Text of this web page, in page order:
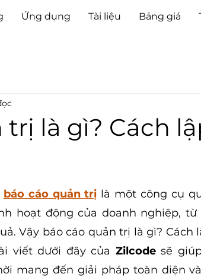
Ứng dụng Tài liệu Bảng giá
là gì? Cách
báo cáo quản trị là một công cụ
hoạt động của doanh nghiệp, từ
Vậy báo cáo quản trị là gì? Cách
viết dưới đây của Zilcode sẽ
mang đến giải pháp toàn diện